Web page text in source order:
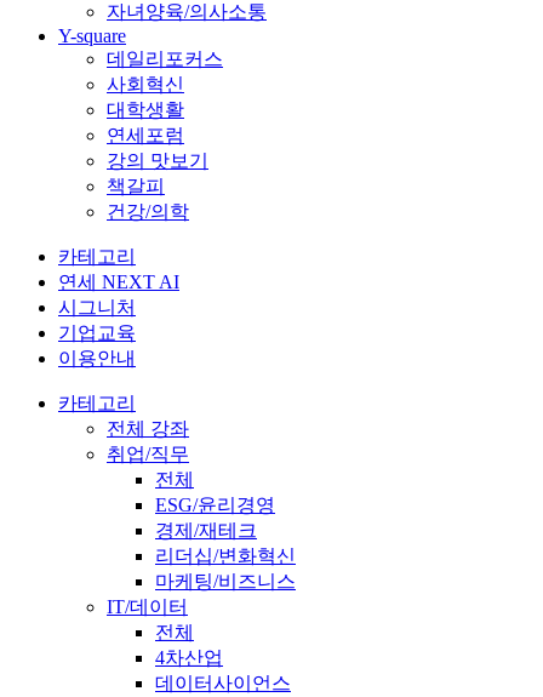
자녀양육/의사소통
Y-square
데일리포커스
사회혁신
대학생활
연세포럼
강의 맛보기
책갈피
건강/의학
카테고리
연세 NEXT AI
시그니처
기업교육
이용안내
카테고리
전체 강좌
취업/직무
전체
ESG/윤리경영
경제/재테크
리더십/변화혁신
마케팅/비즈니스
IT/데이터
전체
4차산업
데이터사이언스